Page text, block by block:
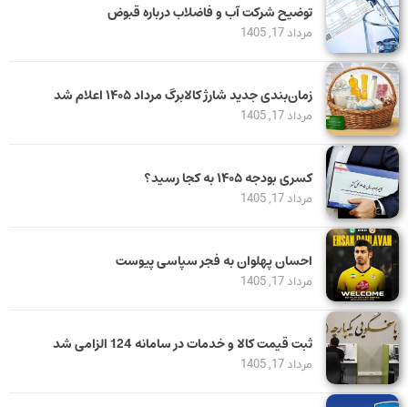
توضیح شرکت آب و فاضلاب درباره قبوض
مرداد 17, 1405
زمان‌بندی جدید شارژ کالابرگ مرداد ۱۴۰۵ اعلام شد
مرداد 17, 1405
کسری بودجه ۱۴۰۵ به کجا رسید؟
مرداد 17, 1405
احسان پهلوان به فجر سپاسی پیوست
مرداد 17, 1405
ثبت قیمت کالا و خدمات در سامانه 124 الزامی شد
مرداد 17, 1405